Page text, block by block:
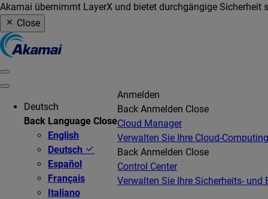
Akamai übernimmt LayerX und bietet durchgängige Sicherheit
Close
Deutsch
Back Language Close
English
Deutsch
Español
Français
Italiano
Anmelden
Back Anmelden Close
Cloud Manager
Verwalten Sie Ihre Cloud-
Back Anmelden Close
Control Center
Verwalten Sie Ihre Sicherheits- und